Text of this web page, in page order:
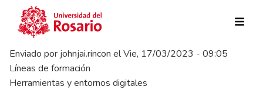
Pasar al contenido principal
Enviado por johnjai.rincon elVie, 17/03/2023 - 09:05
Líneas de formación
Herramientas y entornos digitales